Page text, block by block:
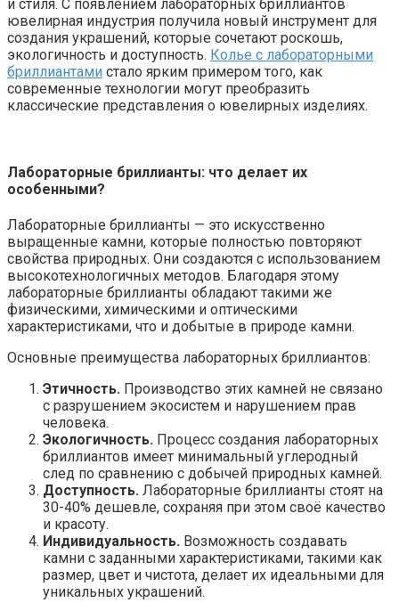
и стиля. С появлением лабораторных бриллиантов
ювелирная индустрия получила новый инструмент для
создания украшений, которые сочетают роскошь,
экологичность и доступность. Колье с лабораторными
бриллиантами стало ярким примером того, как
современные технологии могут преобразить
классические представления о ювелирных изделиях.
Лабораторные бриллианты: что делает их
особенными?
Лабораторные бриллианты — это искусственно
выращенные камни, которые полностью повторяют
свойства природных. Они создаются с использованием
высокотехнологичных методов. Благодаря этому
лабораторные бриллианты обладают такими же
физическими, химическими и оптическими
характеристиками, что и добытые в природе камни.
Основные преимущества лабораторных бриллиантов:
Этичность. Производство этих камней не связано
с разрушением экосистем и нарушением прав
человека.
Экологичность. Процесс создания лабораторных
бриллиантов имеет минимальный углеродный
след по сравнению с добычей природных камней.
Доступность. Лабораторные бриллианты стоят на
30-40% дешевле, сохраняя при этом своё качество
и красоту.
Индивидуальность. Возможность создавать
камни с заданными характеристиками, такими как
размер, цвет и чистота, делает их идеальными для
уникальных украшений.